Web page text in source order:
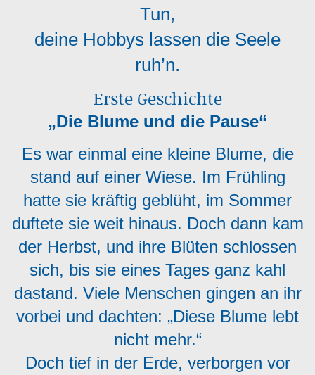
Tun,
deine Hobbys lassen die Seele
ruh’n.
Erste Geschichte
„Die Blume und die Pause“
Es war einmal eine kleine Blume, die
stand auf einer Wiese. Im Frühling
hatte sie kräftig geblüht, im Sommer
duftete sie weit hinaus. Doch dann kam
der Herbst, und ihre Blüten schlossen
sich, bis sie eines Tages ganz kahl
dastand. Viele Menschen gingen an ihr
vorbei und dachten: „Diese Blume lebt
nicht mehr.“
Doch tief in der Erde, verborgen vor